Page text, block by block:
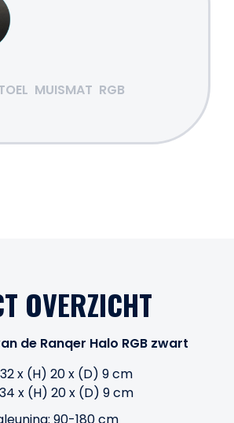
MUISMAT RGB
OVERZICHT
de Ranqer Halo RGB zwart
x (H) 20 x (D) 9 cm
x (H) 20 x (D) 9 cm